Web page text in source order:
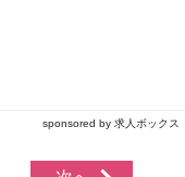
sponsored by 求人ボックス